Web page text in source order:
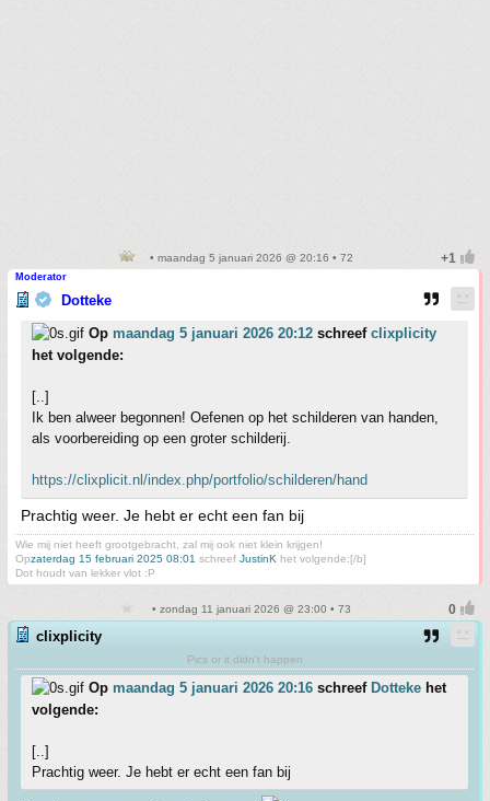
• maandag 5 januari 2026 @ 20:16 • 72
Moderator
Dotteke
Op maandag 5 januari 2026 20:12 schreef clixplicity
het volgende:
[..]
Ik ben alweer begonnen! Oefenen op het schilderen van handen,
als voorbereiding op een groter schilderij.
https://clixplicit.nl/index.php/portfolio/schilderen/hand
Prachtig weer. Je hebt er echt een fan bij
Wie mij niet heeft grootgebracht, zal mij ook niet klein krijgen!
Opzaterdag 15 februari 2025 08:01 schreef JustinK het volgende:[/b]
Dot houdt van lekker vlot :P
• zondag 11 januari 2026 @ 23:00 • 73
clixplicity
Pics or it didn't happen
Op maandag 5 januari 2026 20:16 schreef Dotteke het
volgende:
[..]
Prachtig weer. Je hebt er echt een fan bij